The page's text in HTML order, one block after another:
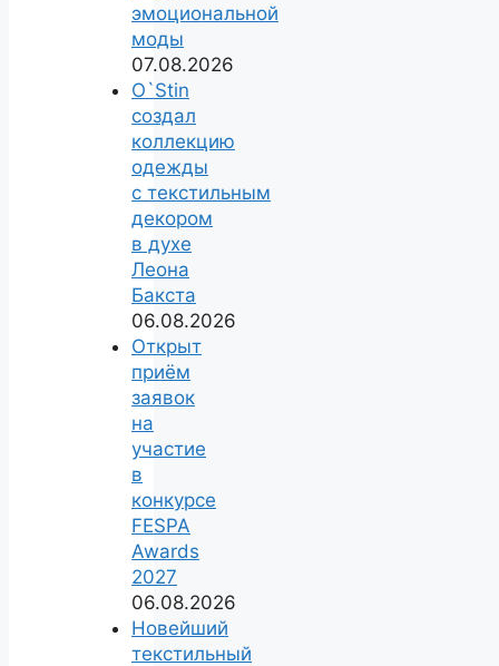
эмоциональной
моды
07.08.2026
O`Stin
создал
коллекцию
одежды
с текстильным
декором
в духе
Леона
Бакста
06.08.2026
Открыт
приём
заявок
на
участие
в
конкурсе
FESPA
Awards
2027
06.08.2026
Новейший
текстильный